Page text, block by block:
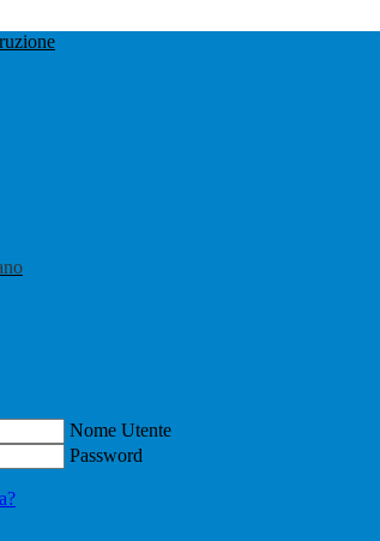
Nome Utente
Password